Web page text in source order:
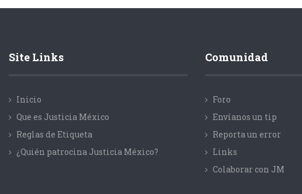
Site Links
Inicio
Que es Justicia México
Reglas de Etiqueta
¿Quién patrocina Justicia México?
Comunidad
Foro
Envíanos un tip
Reporta un error
Links
Colaborar con JM